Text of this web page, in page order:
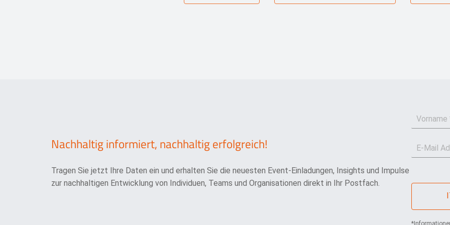
Nachhaltig informiert, nachhaltig erfolgreich!
Tragen Sie jetzt Ihre Daten ein und erhalten Sie die neuesten Event-Einladungen, Insights und Impulse
zur nachhaltigen Entwicklung von Individuen, Teams und Organisationen direkt in Ihr Postfach.
a
*
i